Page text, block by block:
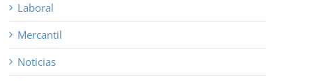
Laboral
Mercantil
Noticias